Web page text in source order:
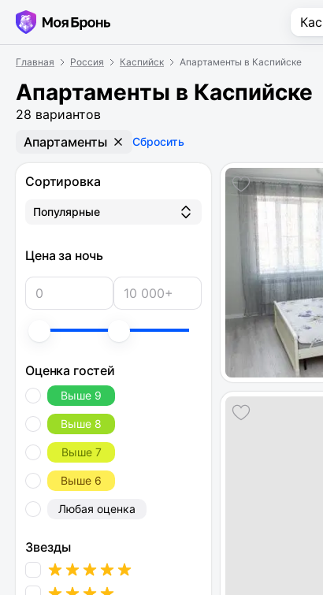
Главная Россия Каспийск Апартаменты в Каспийске
Апартаменты в Каспийске
28 вариантов
Апартаменты Сбросить
Сортировка
Популярные
Цена за ночь
Оценка гостей
Выше 9
Выше 8
Выше 7
Выше 6
Любая оценка
Звезды